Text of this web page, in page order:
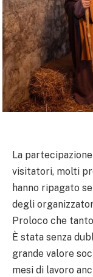
La
visitatori, molti
hanno ripagato
degli
Proloco che
È stata senza
grande valore
mesi di lavoro